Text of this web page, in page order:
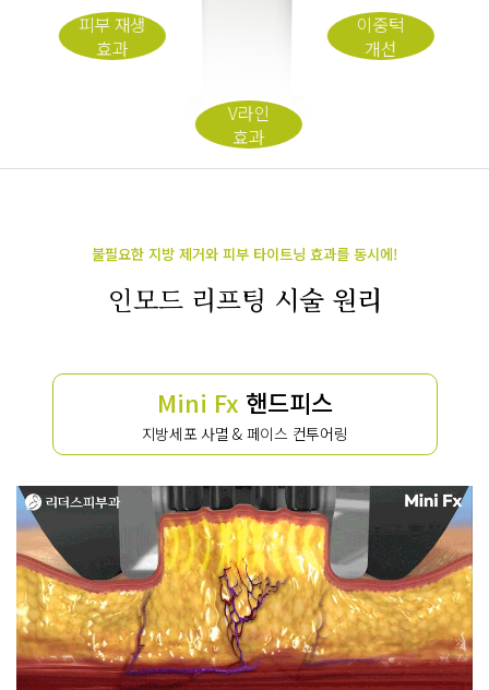
피부 재생
효과
V라인
효과
이중턱
개선
불필요한 지방 제거와 피부 타이트닝 효과를 동시에!
인모드 리프팅 시술 원리
Mini Fx 핸드피스
지방세포 사멸 & 페이스 컨투어링